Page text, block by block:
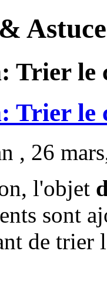
Trier le
Trier le
, 26
l'objet
sont
de trier